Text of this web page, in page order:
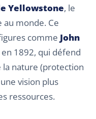
Yellowstone, le
monde. Ce
comme John
1892, qui défend
nature (protection
vision plus
ressources.